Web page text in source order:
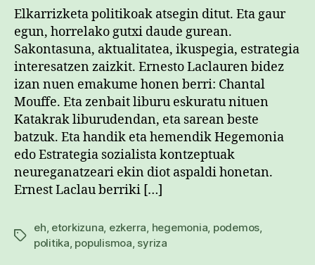
Elkarrizketa politikoak atsegin ditut. Eta gaur
egun, horrelako gutxi daude gurean.
Sakontasuna, aktualitatea, ikuspegia, estrategia
interesatzen zaizkit. Ernesto Laclauren bidez
izan nuen emakume honen berri: Chantal
Mouffe. Eta zenbait liburu eskuratu nituen
Katakrak liburudendan, eta sarean beste
batzuk. Eta handik eta hemendik Hegemonia
edo Estrategia sozialista kontzeptuak
neureganatzeari ekin diot aspaldi honetan.
Ernest Laclau berriki […]
Etiketak
eh, etorkizuna, ezkerra, hegemonia, podemos,
politika, populismoa, syriza